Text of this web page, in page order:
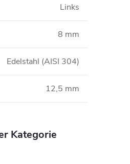
Links
8 mm
Edelstahl (AISI 304)
12,5 mm
Kategorie